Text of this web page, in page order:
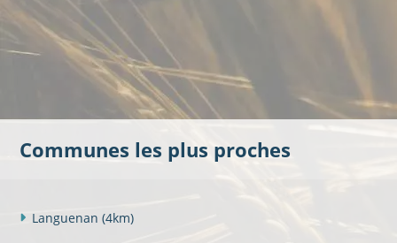
Communes les plus proches
Languenan (4km)